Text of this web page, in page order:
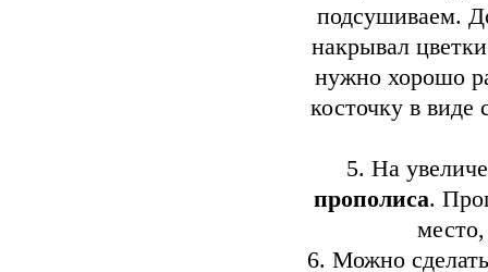
подсушиваем.
накрывал
нужно хорошо
косточку в виде
5. На
прополиса.
6. Можно